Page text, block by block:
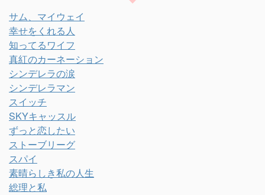
サム、マイウェイ
幸せをくれる人
知ってるワイフ
真紅のカーネーション
シンデレラの涙
シンデレラマン
スイッチ
SKYキャッスル
ずっと恋したい
ストーブリーグ
スパイ
素晴らしき私の人生
総理と私